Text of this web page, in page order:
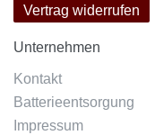
Vertrag widerrufen
Unternehmen
Kontakt
Batterieentsorgung
Impressum